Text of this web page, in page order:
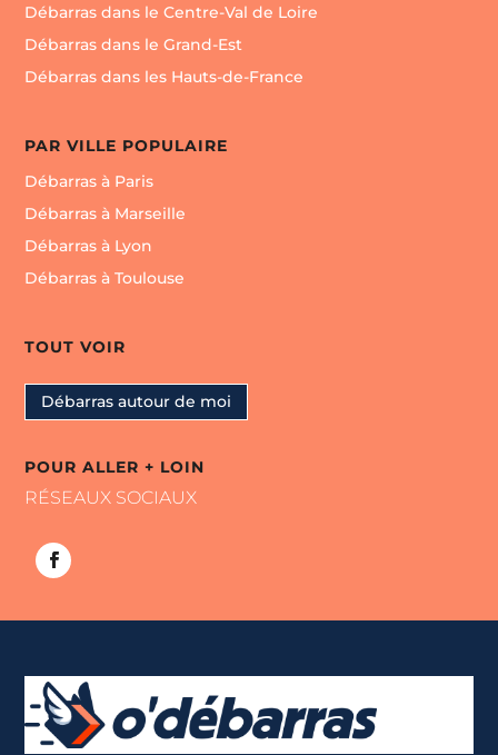
Débarras dans le Centre-Val de Loire
Débarras dans le Grand-Est
Débarras dans les Hauts-de-France
PAR VILLE POPULAIRE
Débarras à Paris
Débarras à Marseille
Débarras à Lyon
Débarras à Toulouse
TOUT VOIR
Débarras autour de moi
POUR ALLER + LOIN
RÉSEAUX SOCIAUX